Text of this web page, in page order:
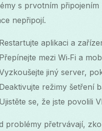
s prvotním
nepřipojí.
Restartujte aplikaci a
Přepínejte mezi Wi‑Fi a
jiný server,
Deaktivujte režimy šetření
Ujistěte se, že jste povolili
problémy přetrvávají,